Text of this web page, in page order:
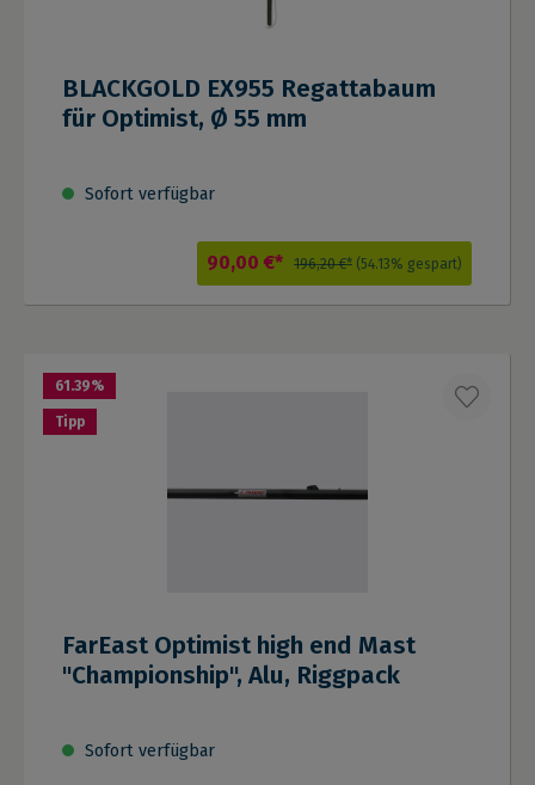
BLACKGOLD EX955 Regattabaum
für Optimist, Ø 55 mm
Sofort verfügbar
90,00 €* 196,20 €* (54.13% gespart)
61.39%
Tipp
FarEast Optimist high end Mast
"Championship", Alu, Riggpack
Sofort verfügbar